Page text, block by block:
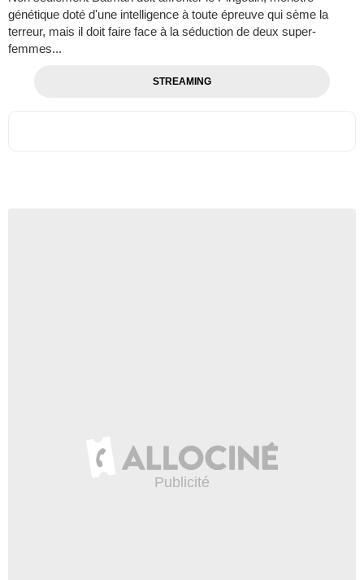
génétique doté d'une intelligence à toute épreuve qui sème la
terreur, mais il doit faire face à la séduction de deux super-
femmes...
STREAMING